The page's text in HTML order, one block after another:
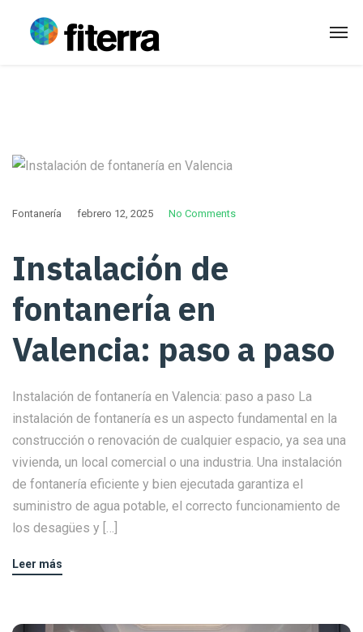
Fontanería febrero 12, 2025 No Comments
Instalación de
fontanería en
Valencia: paso a paso
Instalación de fontanería en Valencia: paso a paso La
instalación de fontanería es un aspecto fundamental en la
construcción o renovación de cualquier espacio, ya sea una
vivienda, un local comercial o una industria. Una instalación
de fontanería eficiente y bien ejecutada garantiza el
suministro de agua potable, el correcto funcionamiento de
los desagües y […]
Leer más